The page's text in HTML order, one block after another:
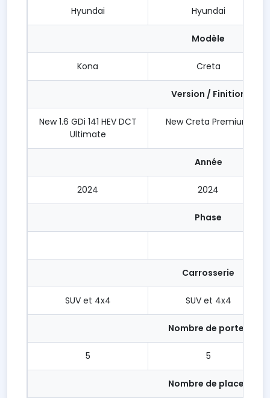
Hyundai Hyundai
Modèle
Kona Creta
Version / Finition
New 1.6 GDi 141 HEV DCT
Ultimate
New Creta Premium
Année
2024 2024
Phase
Carrosserie
SUV et 4x4 SUV et 4x4
Nombre de portes
5 5
Nombre de places